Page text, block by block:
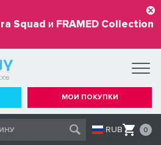
Squad и FRAMED Collection
МОИ ПОКУПКИ
RUB 0